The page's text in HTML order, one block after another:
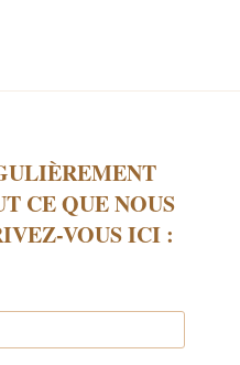
CE QUE NOUS
VOUS ICI :